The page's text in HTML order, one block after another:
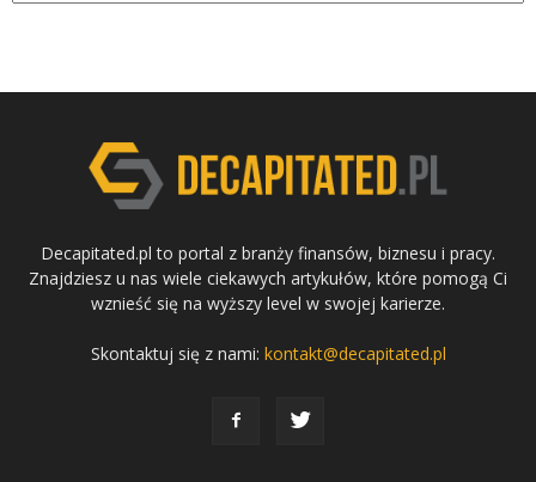
Decapitated.pl to portal z branży finansów, biznesu i pracy.
Znajdziesz u nas wiele ciekawych artykułów, które pomogą Ci
wznieść się na wyższy level w swojej karierze.
Skontaktuj się z nami: kontakt@decapitated.pl